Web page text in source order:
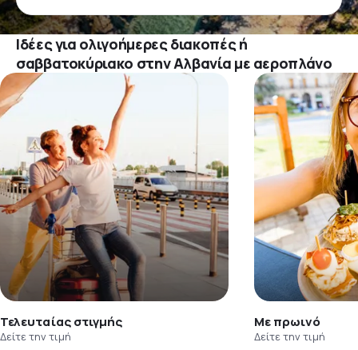
Ιδέες για ολιγοήμερες διακοπές ή
σαββατοκύριακο στην Αλβανία με αεροπλάνο
Τελευταίας στιγμής
Δείτε την τιμή
Με πρωινό
Δείτε την τιμή